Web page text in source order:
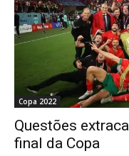
Copa 2022
Questões
final da Copa